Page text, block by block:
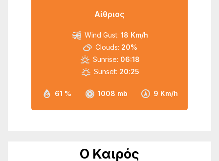
Αίθριος
61 % 1008 mb 9 Km/h
Wind Gust: 18 Km/h
Clouds: 20%
Sunrise: 06:18
Sunset: 20:25
Ο Καιρός